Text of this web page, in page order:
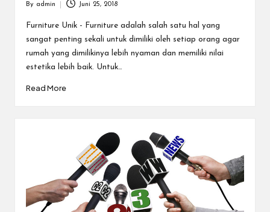
by
By admin Juni 25, 2018
Furniture Unik - Furniture adalah salah satu hal yang
sangat penting sekali untuk dimiliki oleh setiap orang agar
rumah yang dimilikinya lebih nyaman dan memiliki nilai
estetika lebih baik. Untuk…
Read More